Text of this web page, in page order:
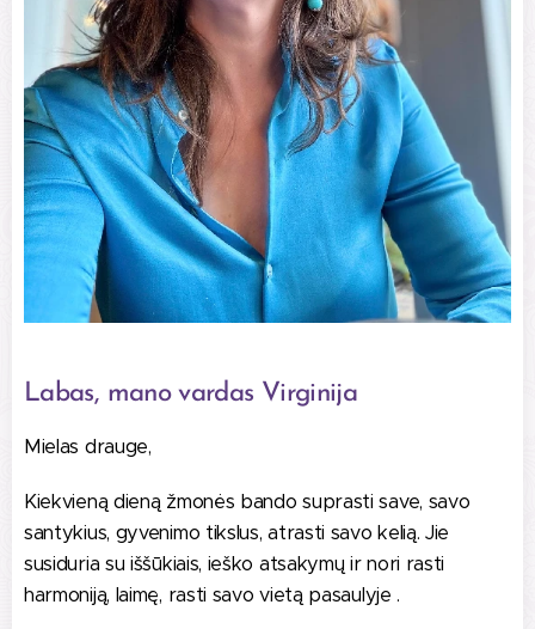
Labas, mano vardas Virginija
Mielas drauge,
Kiekvieną dieną žmonės bando suprasti save, savo
santykius, gyvenimo tikslus, atrasti savo kelią. Jie
susiduria su iššūkiais, ieško atsakymų ir nori rasti
harmoniją, laimę, rasti savo vietą pasaulyje .